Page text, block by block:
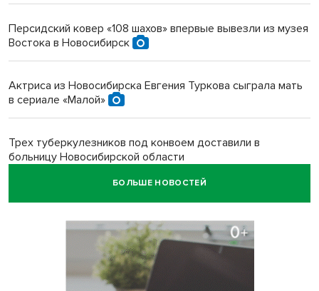
Персидский ковер «108 шахов» впервые вывезли из музея
Востока в Новосибирск
Актриса из Новосибирска Евгения Туркова сыграла мать
в сериале «Малой»
Трех туберкулезников под конвоем доставили в
больницу Новосибирской области
В Новосибирске курьер на велосипеде сломал ребенку
Условный срок получил бердский подросток за
мошенничество на 3,5 миллиона
БОЛЬШЕ НОВОСТЕЙ